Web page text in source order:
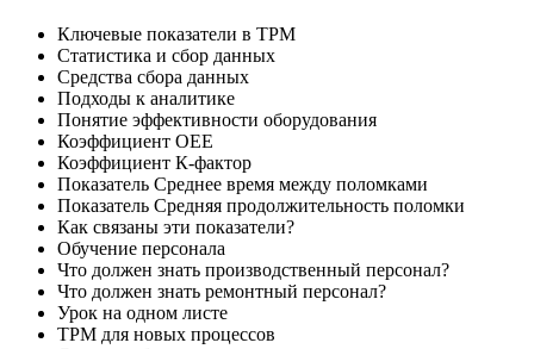
Ключевые показатели в ТРМ
Статистика и сбор данных
Средства сбора данных
Подходы к аналитике
Понятие эффективности оборудования
Коэффициент ОЕЕ
Коэффициент К-фактор
Показатель Среднее время между поломками
Показатель Средняя продолжительность поломки
Как связаны эти показатели?
Обучение персонала
Что должен знать производственный персонал?
Что должен знать ремонтный персонал?
Урок на одном листе
TPM для новых процессов